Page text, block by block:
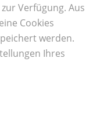
Verfügung. Aus
Cookies
werden.
Ihres